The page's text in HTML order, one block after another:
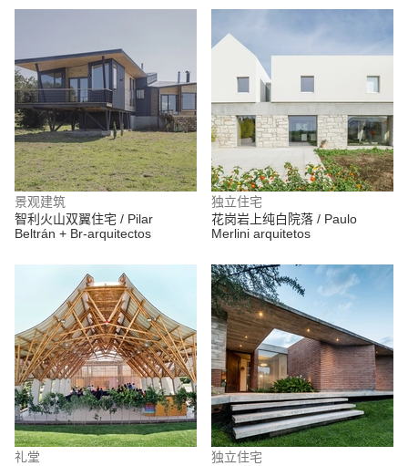
景观建筑
智利火山双翼住宅 / Pilar
Beltrán + Br-arquitectos
独立住宅
花岗岩上纯白院落 / Paulo
Merlini arquitetos
礼堂
独立住宅